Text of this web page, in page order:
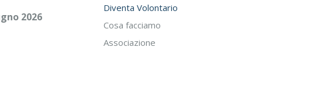
2026
Diventa Volontario
Cosa facciamo
Associazione